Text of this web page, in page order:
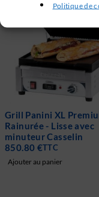
Politique de
Grill Panini XL
Rainurée - Lisse avec
minuteur Casselin
850.80 €TTC
Ajouter au panier